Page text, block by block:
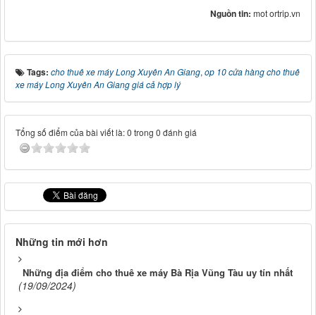
Nguồn tin: mot ortrip.vn
Tags: cho thuê xe máy Long Xuyên An Giang, op 10 cửa hàng cho thuê
xe máy Long Xuyên An Giang giá cả hợp lý
Tổng số điểm của bài viết là: 0 trong 0 đánh giá
Những tin mới hơn
Những địa điểm cho thuê xe máy Bà Rịa Vũng Tàu uy tín nhất
(19/09/2024)